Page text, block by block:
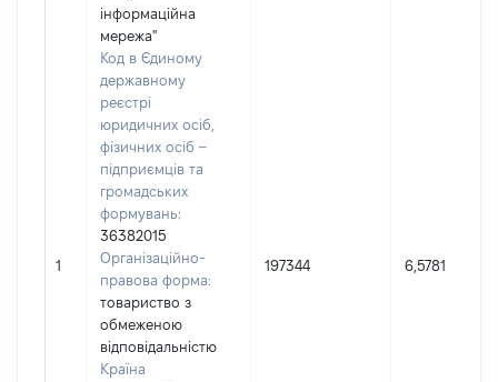
1
інформаційна
мережа"
Код в Єдиному
державному
реєстрі
юридичних осіб,
фізичних осіб –
підприємців та
громадських
формувань:
36382015
Організаційно-
правова форма:
товариство з
обмеженою
відповідальністю
Країна
197344 6,5781